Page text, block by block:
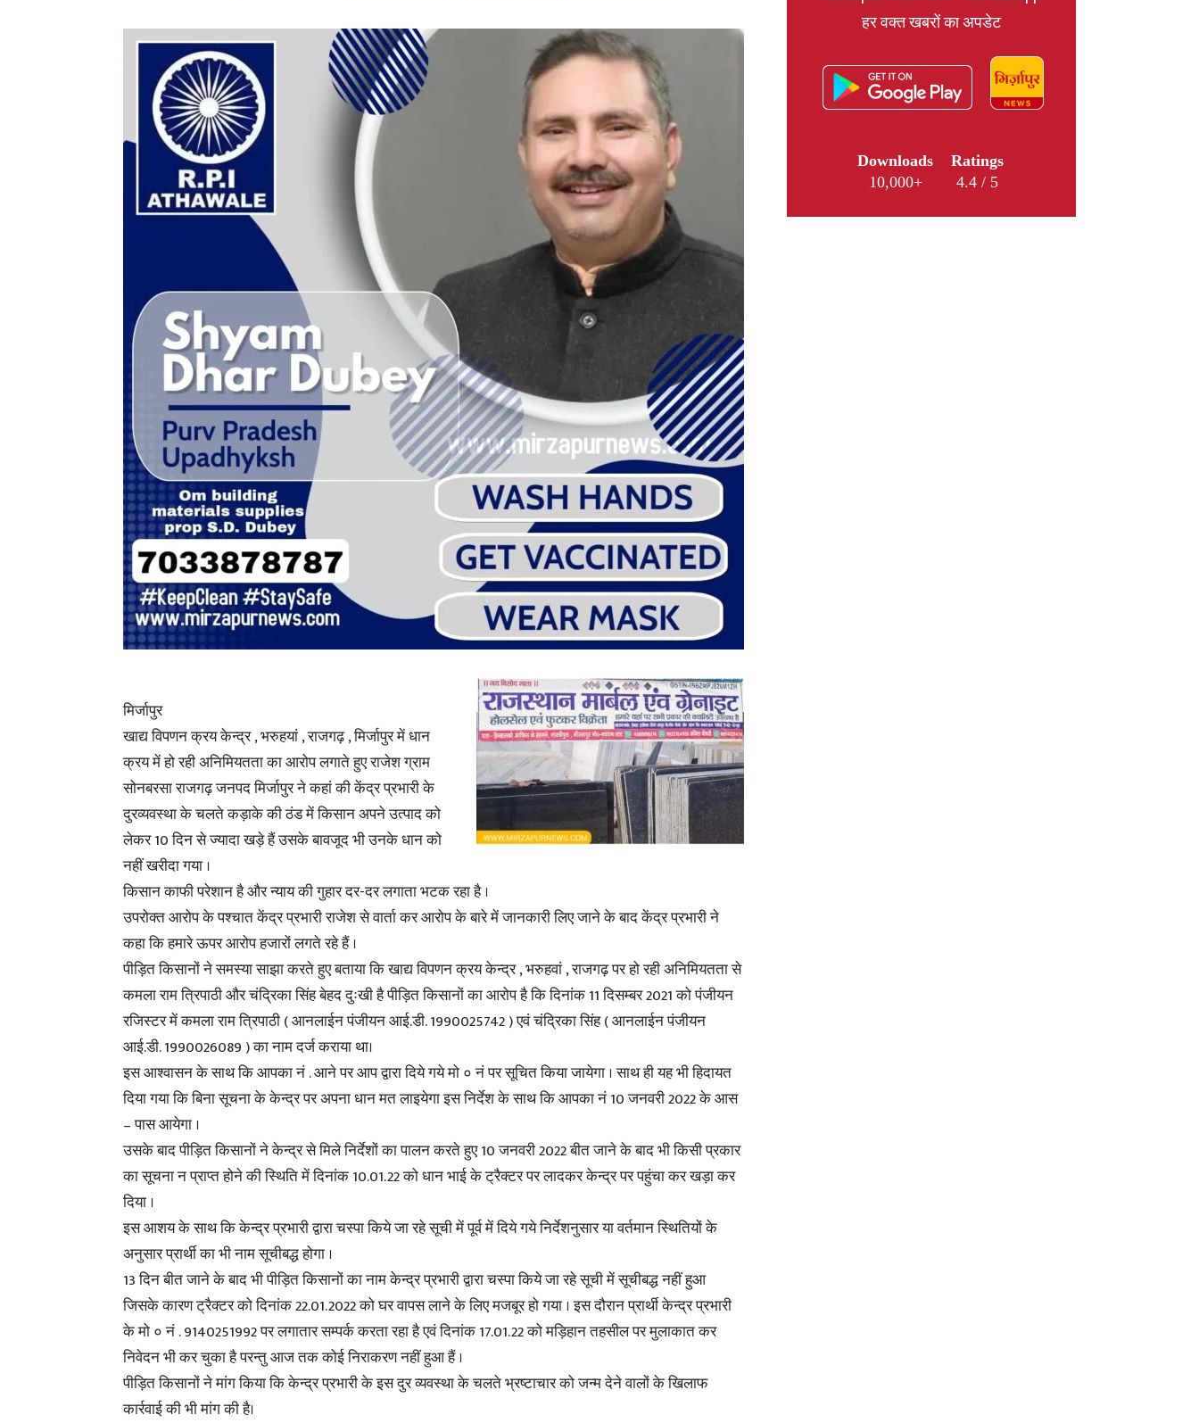
News,
Latest
News
in
Hindi,
Today
Hindi
News
Paper
मिर्जापुर
खाद्य विपणन क्रय केन्द्र , भरुहयां , राजगढ़ , मिर्जापुर में धान
क्रय में हो रही अनिमियतता का आरोप लगाते हुए राजेश ग्राम
सोनबरसा राजगढ़ जनपद मिर्जापुर ने कहां की केंद्र प्रभारी के
दुरव्यवस्था के चलते कड़ाके की ठंड में किसान अपने उत्पाद को
लेकर 10 दिन से ज्यादा खड़े हैं उसके बावजूद भी उनके धान को
नहीं खरीदा गया ।
किसान काफी परेशान है और न्याय की गुहार दर-दर लगाता भटक रहा है ।
उपरोक्त आरोप के पश्चात केंद्र प्रभारी राजेश से वार्ता कर आरोप के बारे में जानकारी लिए जाने के बाद केंद्र प्रभारी ने
कहा कि हमारे ऊपर आरोप हजारों लगते रहे हैं ।
पीड़ित किसानों ने समस्या साझा करते हुए बताया कि खाद्य विपणन क्रय केन्द्र , भरुहवां , राजगढ़ पर हो रही अनिमियतता से
कमला राम त्रिपाठी और चंद्रिका सिंह बेहद दुःखी है पीड़ित किसानों का आरोप है कि दिनांक 11 दिसम्बर 2021 को पंजीयन
रजिस्टर में कमला राम त्रिपाठी ( आनलाईन पंजीयन आई.डी. 1990025742 ) एवं चंद्रिका सिंह ( आनलाईन पंजीयन
आई.डी. 1990026089 ) का नाम दर्ज कराया था।
इस आश्वासन के साथ कि आपका नं . आने पर आप द्वारा दिये गये मो ० नं पर सूचित किया जायेगा । साथ ही यह भी हिदायत
दिया गया कि बिना सूचना के केन्द्र पर अपना धान मत लाइयेगा इस निर्देश के साथ कि आपका नं 10 जनवरी 2022 के आस
– पास आयेगा ।
उसके बाद पीड़ित किसानों ने केन्द्र से मिले निर्देशों का पालन करते हुए 10 जनवरी 2022 बीत जाने के बाद भी किसी प्रकार
का सूचना न प्राप्त होने की स्थिति में दिनांक 10.01.22 को धान भाई के ट्रैक्टर पर लादकर केन्द्र पर पहुंचा कर खड़ा कर
दिया ।
इस आशय के साथ कि केन्द्र प्रभारी द्वारा चस्पा किये जा रहे सूची में पूर्व में दिये गये निर्देशनुसार या वर्तमान स्थितियों के
अनुसार प्रार्थी का भी नाम सूचीबद्ध होगा ।
13 दिन बीत जाने के बाद भी पीड़ित किसानों का नाम केन्द्र प्रभारी द्वारा चस्पा किये जा रहे सूची में सूचीबद्ध नहीं हुआ
जिसके कारण ट्रैक्टर को दिनांक 22.01.2022 को घर वापस लाने के लिए मजबूर हो गया । इस दौरान प्रार्थी केन्द्र प्रभारी
के मो ० नं . 9140251992 पर लगातार सम्पर्क करता रहा है एवं दिनांक 17.01.22 को मड़िहान तहसील पर मुलाकात कर
निवेदन भी कर चुका है परन्तु आज तक कोई निराकरण नहीं हुआ हैं ।
पीड़ित किसानों ने मांग किया कि केन्द्र प्रभारी के इस दुर व्यवस्था के चलते भ्रष्टाचार को जन्म देने वालों के खिलाफ
कार्रवाई की भी मांग की है।
हर वक्त खबरों का अपडेट
Downloads
10,000+
Ratings
4.4 / 5